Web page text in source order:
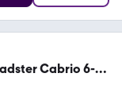
Cabrio 6-
Zustand